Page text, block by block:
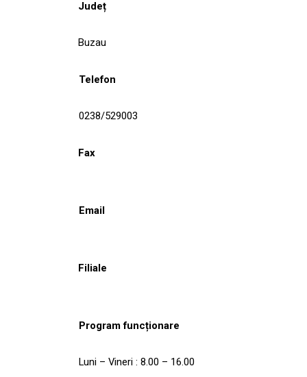
Județ
Buzau
Telefon
0238/529003
Fax
Email
Filiale
Program funcționare
Luni – Vineri : 8.00 – 16.00